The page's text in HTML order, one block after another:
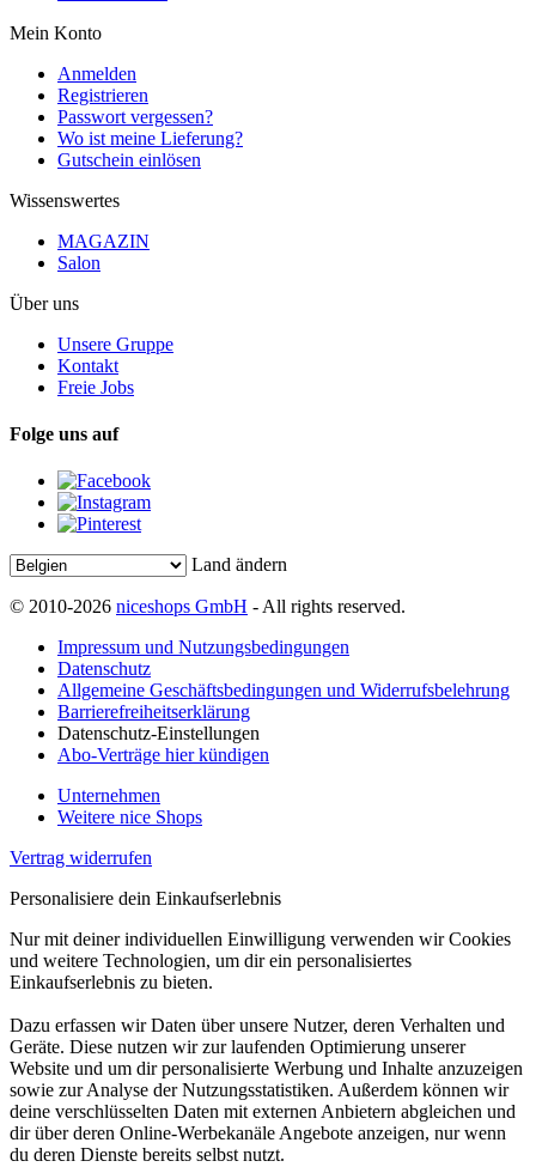
Mein Konto
Anmelden
Registrieren
Passwort vergessen?
Wo ist meine Lieferung?
Gutschein einlösen
Wissenswertes
MAGAZIN
Salon
Über uns
Unsere Gruppe
Kontakt
Freie Jobs
Folge uns auf
Land ändern
© 2010-2026 niceshops GmbH - All rights reserved.
Impressum und Nutzungsbedingungen
Datenschutz
Allgemeine Geschäftsbedingungen und Widerrufsbelehrung
Barrierefreiheitserklärung
Datenschutz-Einstellungen
Abo-Verträge hier kündigen
Unternehmen
Weitere nice Shops
Vertrag widerrufen
Personalisiere dein Einkaufserlebnis
Nur mit deiner individuellen Einwilligung verwenden wir Cookies
und weitere Technologien, um dir ein personalisiertes
Einkaufserlebnis zu bieten.
Dazu erfassen wir Daten über unsere Nutzer, deren Verhalten und
Geräte. Diese nutzen wir zur laufenden Optimierung unserer
Website und um dir personalisierte Werbung und Inhalte anzuzeigen
sowie zur Analyse der Nutzungsstatistiken. Außerdem können wir
deine verschlüsselten Daten mit externen Anbietern abgleichen und
dir über deren Online-Werbekanäle Angebote anzeigen, nur wenn
du deren Dienste bereits selbst nutzt.